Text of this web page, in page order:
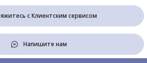
с Клиентским сервисом
Напишите нам